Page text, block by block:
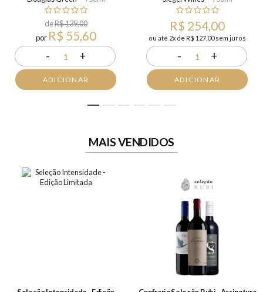
deR$ 139,00
por R$ 55,60
- 1 +
ADICIONAR
R$ 254,00
ou até 2x de R$ 127,00 sem juros
- 1 +
ADICIONAR
MAIS VENDIDOS